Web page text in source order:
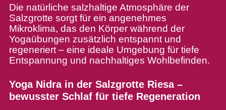
Die natürliche salzhaltige Atmosphäre der
Salzgrotte sorgt für ein angenehmes
Mikroklima, das den Körper während der
Yogaübungen zusätzlich entspannt und
regeneriert – eine ideale Umgebung für tiefe
Entspannung und nachhaltiges Wohlbefinden.
Yoga Nidra in der Salzgrotte Riesa –
bewusster Schlaf für tiefe Regeneration